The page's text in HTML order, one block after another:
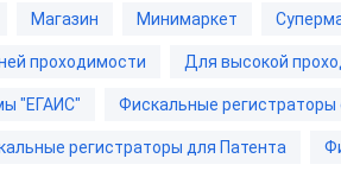
Для кафе
Для бара
Для ресторана
Магазин Минимаркет
проходимости Для высокой
"ЕГАИС" Фискальные
регистраторы для Патента